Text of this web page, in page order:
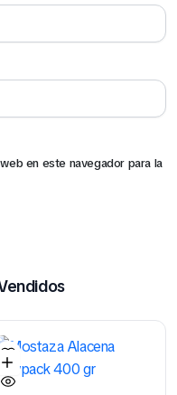
en este navegador para la